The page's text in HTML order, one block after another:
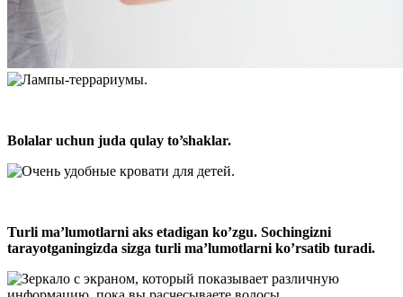
Bolalar uchun juda qulay to’shaklar.
Turli ma’lumotlarni aks etadigan ko’zgu. Sochingizni
tarayotganingizda sizga turli ma’lumotlarni ko’rsatib turadi.